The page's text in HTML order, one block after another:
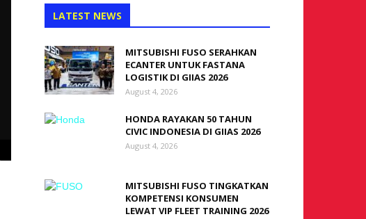
LATEST NEWS
MITSUBISHI FUSO SERAHKAN
ECANTER UNTUK FASTANA
LOGISTIK DI GIIAS 2026
August 4, 2026
HONDA RAYAKAN 50 TAHUN
CIVIC INDONESIA DI GIIAS 2026
August 4, 2026
MITSUBISHI FUSO TINGKATKAN
KOMPETENSI KONSUMEN
LEWAT VIP FLEET TRAINING 2026